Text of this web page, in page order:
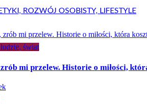
świat
mi przelew. Historie o miłości,